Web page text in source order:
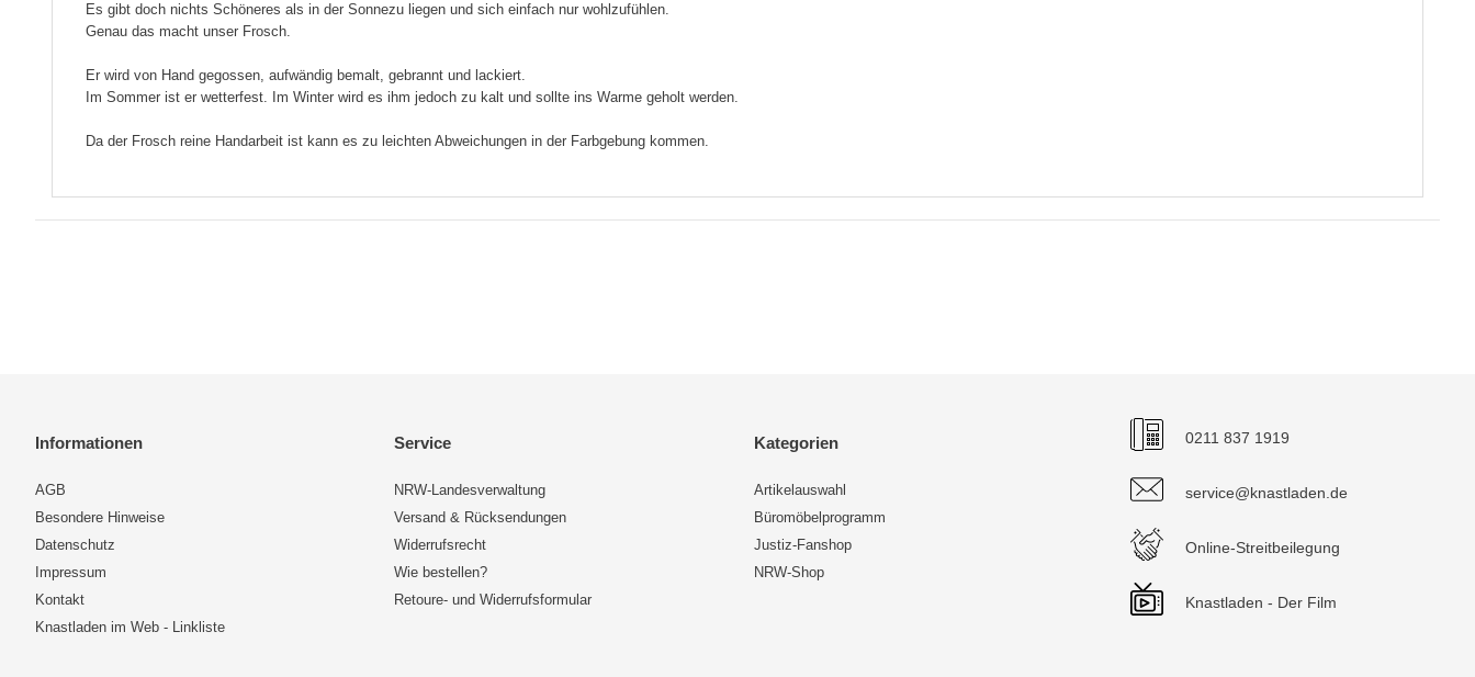
Es gibt doch nichts Schöneres als in der Sonnezu liegen und sich einfach nur wohlzufühlen.
Genau das macht unser Frosch.
Er wird von Hand gegossen, aufwändig bemalt, gebrannt und lackiert.
Im Sommer ist er wetterfest. Im Winter wird es ihm jedoch zu kalt und sollte ins Warme geholt werden.
Da der Frosch reine Handarbeit ist kann es zu leichten Abweichungen in der Farbgebung kommen.
Informationen
AGB
Besondere Hinweise
Datenschutz
Impressum
Kontakt
Knastladen im Web - Linkliste
Service
NRW-Landesverwaltung
Versand & Rücksendungen
Widerrufsrecht
Wie bestellen?
Retoure- und Widerrufsformular
Kategorien
Artikelauswahl
Büromöbelprogramm
Justiz-Fanshop
NRW-Shop
0211 837 1919
service@knastladen.de
Online-Streitbeilegung
Knastladen - Der Film